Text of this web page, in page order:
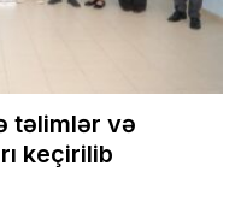
təlimlər və
keçirilib